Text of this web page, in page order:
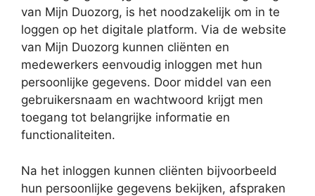
van Mijn Duozorg, is het noodzakelijk om in te
loggen op het digitale platform. Via de website
van Mijn Duozorg kunnen cliënten en
medewerkers eenvoudig inloggen met hun
persoonlijke gegevens. Door middel van een
gebruikersnaam en wachtwoord krijgt men
toegang tot belangrijke informatie en
functionaliteiten.
Na het inloggen kunnen cliënten bijvoorbeeld
hun persoonlijke gegevens bekijken, afspraken